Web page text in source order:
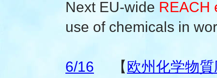
Next EU-wide REACH
use of chemicals in
6/16 【欧州化学物